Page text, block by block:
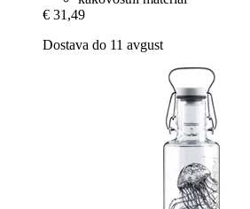
€ 31,49
Dostava do 11 avgust